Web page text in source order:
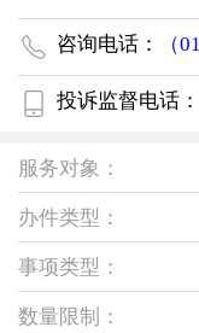
咨询电话： （
投诉监督电话：
服务对象：
办件类型：
事项类型：
数量限制：